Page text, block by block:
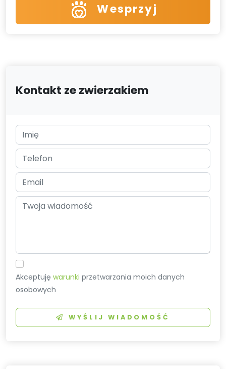
Wesprzyj
Kontakt ze zwierzakiem
Akceptujęwarunki przetwarzania moich danych
osobowych
WYŚLIJ WIADOMOŚĆ